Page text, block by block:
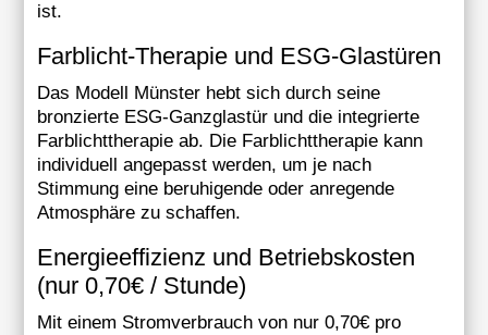
ist.
Farblicht-Therapie und ESG-Glastüren
Das Modell Münster hebt sich durch seine
bronzierte ESG-Ganzglastür und die integrierte
Farblichttherapie ab. Die Farblichttherapie kann
individuell angepasst werden, um je nach
Stimmung eine beruhigende oder anregende
Atmosphäre zu schaffen.
Energieeffizienz und Betriebskosten
(nur 0,70€ / Stunde)
Mit einem Stromverbrauch von nur 0,70€ pro